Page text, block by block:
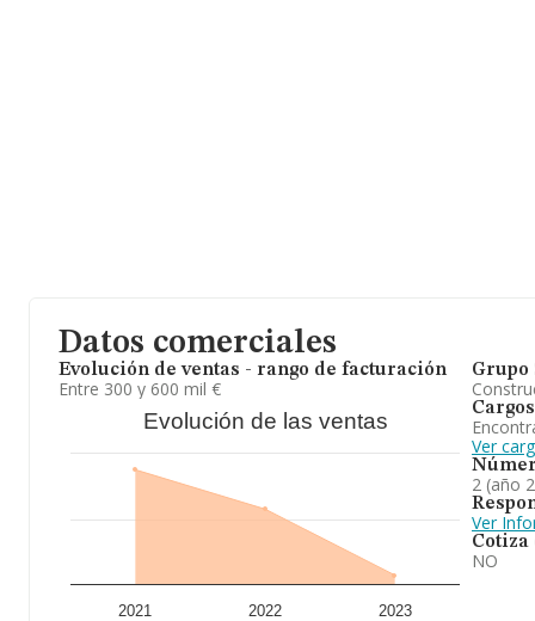
Datos comerciales
Evolución de ventas - rango de facturación
Entre 300 y 600 mil €
Evolución de las ventas
2021 2022 2023
Grupo
Cargos
Ver
2 (año
Ver
Cotiza
NO